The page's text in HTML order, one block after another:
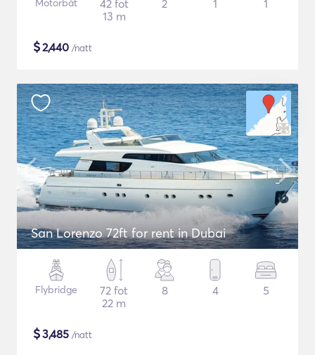
Motorbåt
42 fot
13 m
2 1 1
$2,440 /natt
San Lorenzo 72ft for rent in Dubai
Flybridge
72 fot
22 m
8 4 5
$3,485 /natt